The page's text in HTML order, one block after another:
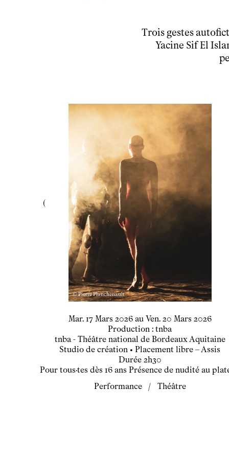
Trois gestes
Yacine Sif El
© Pierre Planchenault
du
mardi
Mar. 17 mars
Mars 2026 au au
vendredi
Ven. 20 mars
Mars 2026
Production : tnba
tnba - Théâtre national de Bordeaux Aquitaine
Studio de création • Placement libre – Assis
Durée 2h30
Pour tous·tes dès 16 ans Présence de nudité au
Performance
/ Théâtre